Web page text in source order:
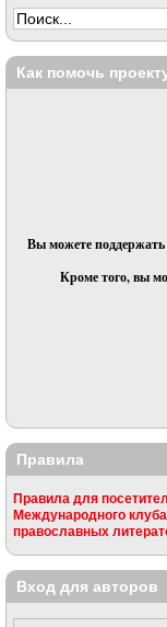
Как помочь
Вы можете
Кроме того, вы
Правила
Правила для
Международного клуба
православных
Вход для авторов